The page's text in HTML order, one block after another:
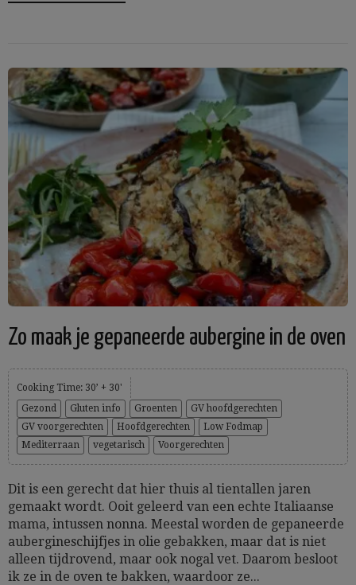
Zo maak je gepaneerde aubergine in de oven
Cooking Time: 30’ + 30'
Gezond
Gluten info Groenten
GV hoofdgerechten
GV voorgerechten
Hoofdgerechten
Low Fodmap
Mediterraan
vegetarisch Voorgerechten
Dit is een gerecht dat hier thuis al tientallen jaren
gemaakt wordt. Ooit geleerd van een echte Italiaanse
mama, intussen nonna. Meestal worden de gepaneerde
aubergineschijfjes in olie gebakken, maar dat is niet
alleen tijdrovend, maar ook nogal vet. Daarom besloot
ik ze in de oven te bakken, waardoor ze...